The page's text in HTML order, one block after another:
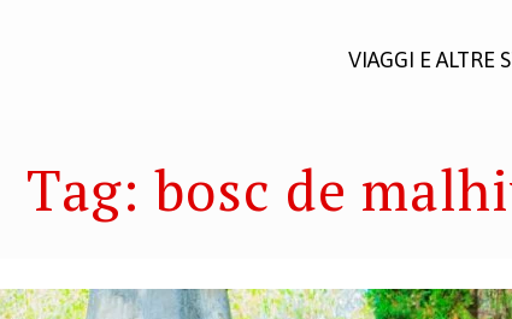
VIAGGI E ALTRE
Tag: bosc de